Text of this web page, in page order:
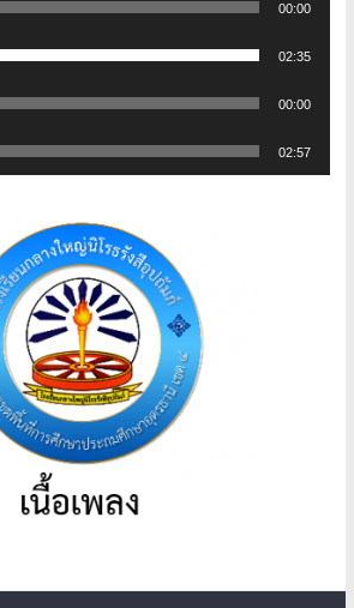
00:00
02:35
00:00
02:57